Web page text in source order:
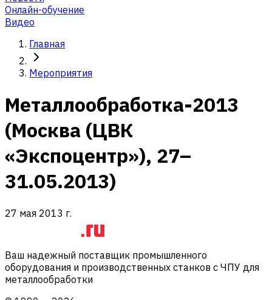
Онлайн-обучение
Видео
Главная
Мероприятия
Металлообработка-2013
(Москва (ЦВК
«Экспоцентр»), 27–
31.05.2013)
27 мая 2013 г.
Ваш надежный поставщик промышленного
оборудования и производственных станков с ЧПУ для
металлообработки